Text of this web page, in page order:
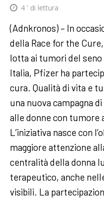
4 ' di lettura
(Adnkronos) – In
della Race for the
lotta ai tumori del seno
Italia, Pfizer ha
cura. Qualità di vita e
una nuova campagna
alle donne con tumore
L’iniziativa nasce con
maggiore attenzione
centralità della donna
terapeutico, anche
visibili. La